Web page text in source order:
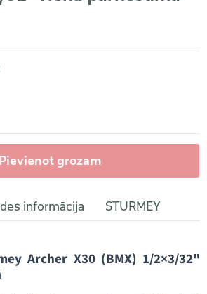
Pievienot grozam
informācija STURMEY
Archer X30 (BMX) 1/2×3/32"